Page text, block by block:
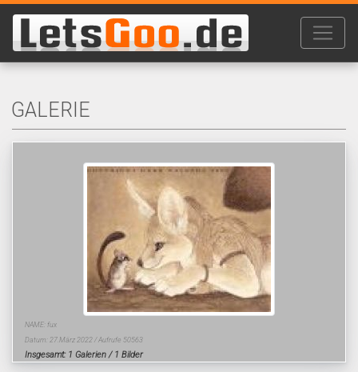
GALERIE
NAME: fux
Datum: 27.März 2022 / Aufrufe 50563
Insgesamt: 1 Galerien / 1 Bilder